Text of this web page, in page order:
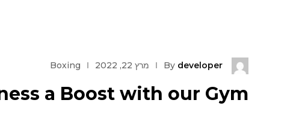
By developer מרץ 22, 2022 Boxing
a Boost with our Gym